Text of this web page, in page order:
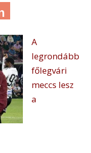
A
legrondább
főlegvári
meccs lesz
a